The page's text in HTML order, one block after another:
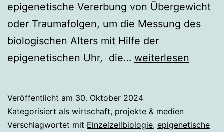
epigenetische Vererbung von Übergewicht
oder Traumafolgen, um die Messung des
biologischen Alters mit Hilfe der
epigenetischen Uhr, die… Neues
Berichten
zur
weiterlesen
Veröffentlicht am 30. Oktober 2024
Kategorisiert als wirtschaft, projekte & medien
Verschlagwortet mit Einzelzellbiologie, epigenetische